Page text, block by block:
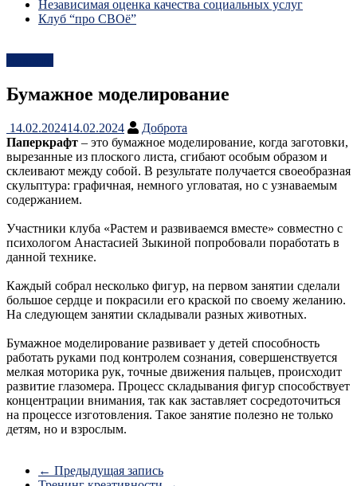
Независимая оценка качества социальных услуг
Клуб “про СВОё”
Бумажное моделирование
14.02.202414.02.2024
Доброта
Паперкрафт – это бумажное моделирование, когда заготовки,
вырезанные из плоского листа, сгибают особым образом и
склеивают между собой. В результате получается своеобразная
скульптура: графичная, немного угловатая, но с узнаваемым
содержанием.
Участники клуба «Растем и развиваемся вместе» совместно с
психологом Анастасией Зыкиной попробовали поработать в
данной технике.
Каждый собрал несколько фигур, на первом занятии сделали
большое сердце и покрасили его краской по своему желанию.
На следующем занятии складывали разных животных.
Бумажное моделирование развивает у детей способность
работать руками под контролем сознания, совершенствуется
мелкая моторика рук, точные движения пальцев, происходит
развитие глазомера. Процесс складывания фигур способствует
концентрации внимания, так как заставляет сосредоточиться
на процессе изготовления. Такое занятие полезно не только
детям, но и взрослым.
← Предыдущая запись